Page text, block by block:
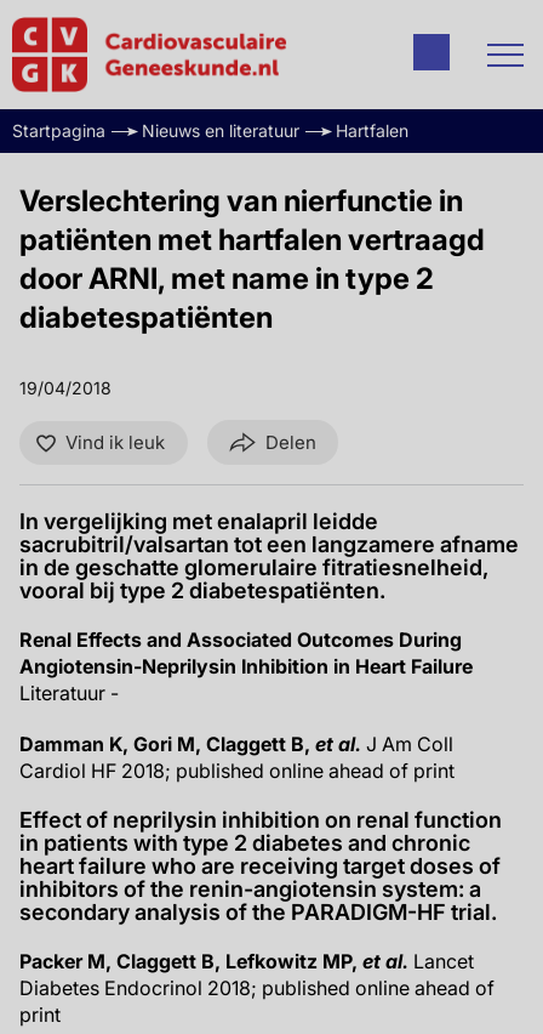
Startpagina Nieuws en literatuur Hartfalen
Verslechtering van nierfunctie in
patiënten met hartfalen vertraagd
door ARNI, met name in type 2
diabetespatiënten
19/04/2018
Vind ik leuk Delen
In vergelijking met enalapril leidde
sacrubitril/valsartan tot een langzamere afname
in de geschatte glomerulaire fitratiesnelheid,
vooral bij type 2 diabetespatiënten.
Renal Effects and Associated Outcomes During
Angiotensin-Neprilysin Inhibition in Heart Failure
Literatuur -
Damman K, Gori M, Claggett B, et al. J Am Coll
Cardiol HF 2018; published online ahead of print
Effect of neprilysin inhibition on renal function
in patients with type 2 diabetes and chronic
heart failure who are receiving target doses of
inhibitors of the renin-angiotensin system: a
secondary analysis of the PARADIGM-HF trial.
Packer M, Claggett B, Lefkowitz MP, et al. Lancet
Diabetes Endocrinol 2018; published online ahead of
print